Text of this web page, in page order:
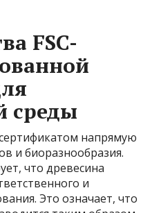
FSC-
среды
напрямую
и биоразнообразия.
что древесина
и
Это означает, что